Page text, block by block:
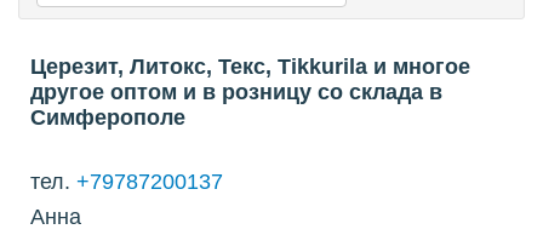
Церезит, Литокс, Текс, Tikkurila и многое
другое оптом и в розницу со склада в
Симферополе
тел. +79787200137
Анна